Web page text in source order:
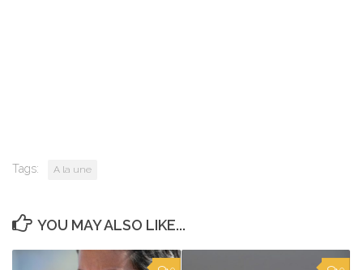
Tags: A la une
YOU MAY ALSO LIKE...